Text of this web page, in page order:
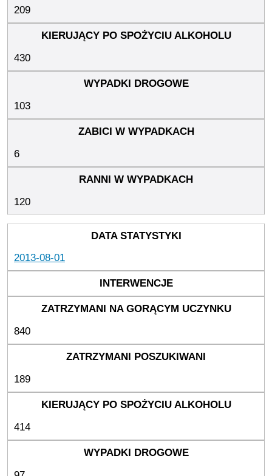
209
430
103
6
120
2013-08-01
840
189
414